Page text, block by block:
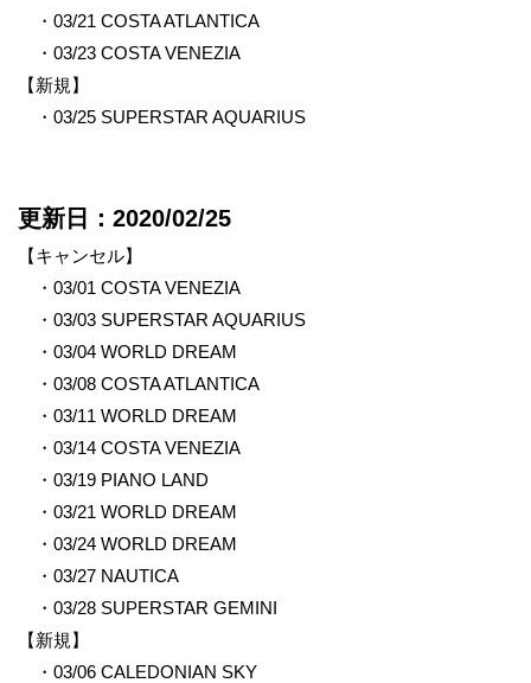
・03/21 COSTA ATLANTICA
・03/23 COSTA VENEZIA
【新規】
・03/25 SUPERSTAR AQUARIUS
更新日：2020/02/25
【キャンセル】
・03/01 COSTA VENEZIA
・03/03 SUPERSTAR AQUARIUS
・03/04 WORLD DREAM
・03/08 COSTA ATLANTICA
・03/11 WORLD DREAM
・03/14 COSTA VENEZIA
・03/19 PIANO LAND
・03/21 WORLD DREAM
・03/24 WORLD DREAM
・03/27 NAUTICA
・03/28 SUPERSTAR GEMINI
【新規】
・03/06 CALEDONIAN SKY